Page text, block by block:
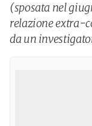
(sposata nel
relazione extra-
da un